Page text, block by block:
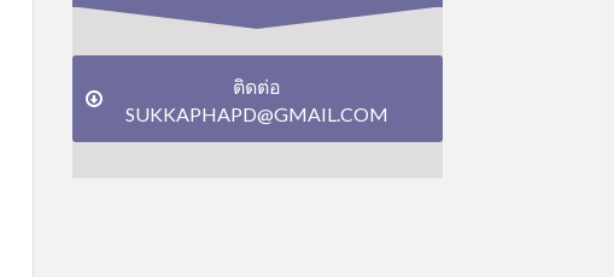
ติดต่อ
SUKKAPHAPD@GMAIL.COM